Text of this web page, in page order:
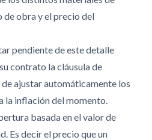
de obra y el precio del
pendiente de este detalle
contrato la cláusula de
ajustar automáticamente los
la inflación del momento.
basada en el valor de
Es decir el precio que un